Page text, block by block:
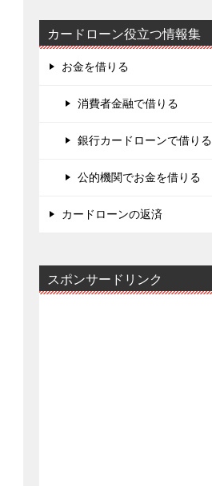
カードローン役立つ情報集
お金を借りる
消費者金融で借りる
銀行カードローンで借りる
公的機関でお金を借りる
カードローンの返済
スポンサードリンク